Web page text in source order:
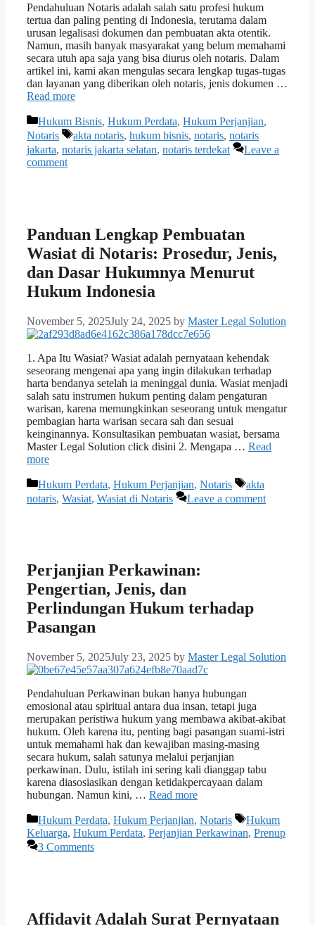
Pendahuluan Notaris adalah salah satu profesi hukum
tertua dan paling penting di Indonesia, terutama dalam
urusan legalisasi dokumen dan pembuatan akta otentik.
Namun, masih banyak masyarakat yang belum memahami
secara utuh apa saja yang bisa diurus oleh notaris. Dalam
artikel ini, kami akan mengulas secara lengkap tugas-tugas
dan layanan yang diberikan oleh notaris, jenis dokumen …
Read more
Categories
Hukum Bisnis, Hukum Perdata, Hukum Perjanjian,
Notaris
Tags
akta notaris, hukum bisnis, notaris, notaris
jakarta, notaris jakarta selatan, notaris terdekat
Leave a
comment
Panduan Lengkap Pembuatan
Wasiat di Notaris: Prosedur, Jenis,
dan Dasar Hukumnya Menurut
Hukum Indonesia
November 5, 2025July 24, 2025 by Master Legal Solution
1. Apa Itu Wasiat? Wasiat adalah pernyataan kehendak
seseorang mengenai apa yang ingin dilakukan terhadap
harta bendanya setelah ia meninggal dunia. Wasiat menjadi
salah satu instrumen hukum penting dalam pengaturan
warisan, karena memungkinkan seseorang untuk mengatur
pembagian harta warisan secara sah dan sesuai
keinginannya. Konsultasikan pembuatan wasiat, bersama
Master Legal Solution click disini 2. Mengapa … Read
more
Categories
Hukum Perdata, Hukum Perjanjian, Notaris Tags
akta
notaris, Wasiat, Wasiat di Notaris Leave a comment
Perjanjian Perkawinan:
Pengertian, Jenis, dan
Perlindungan Hukum terhadap
Pasangan
November 5, 2025July 23, 2025 by Master Legal Solution
Pendahuluan Perkawinan bukan hanya hubungan
emosional atau spiritual antara dua insan, tetapi juga
merupakan peristiwa hukum yang membawa akibat-akibat
hukum. Oleh karena itu, penting bagi pasangan suami-istri
untuk memahami hak dan kewajiban masing-masing
secara hukum, salah satunya melalui perjanjian
perkawinan. Dulu, istilah ini sering kali dianggap tabu
karena diasosiasikan dengan ketidakpercayaan dalam
hubungan. Namun kini, … Read more
Categories
Hukum Perdata, Hukum Perjanjian, Notaris Tags
Hukum
Keluarga, Hukum Perdata, Perjanjian Perkawinan, Prenup
3 Comments
Affidavit Adalah Surat Pernyataan